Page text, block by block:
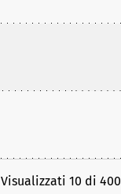
Visualizzati 10 di 400